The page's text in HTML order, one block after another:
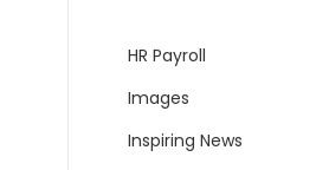
HR Payroll
Images
Inspiring News